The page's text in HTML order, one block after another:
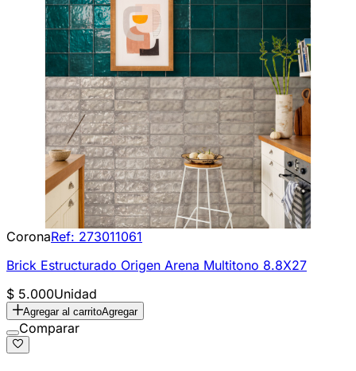
CoronaRef: 273011061
Brick Estructurado Origen Arena Multitono 8.8X27
$ 5.000Unidad
Agregar al carritoAgregar
Comparar